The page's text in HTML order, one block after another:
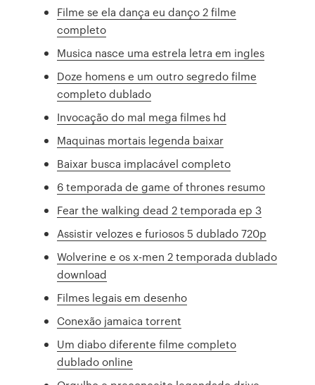
Filme se ela dança eu danço 2 filme
completo
Musica nasce uma estrela letra em ingles
Doze homens e um outro segredo filme
completo dublado
Invocação do mal mega filmes hd
Maquinas mortais legenda baixar
Baixar busca implacável completo
6 temporada de game of thrones resumo
Fear the walking dead 2 temporada ep 3
Assistir velozes e furiosos 5 dublado 720p
Wolverine e os x-men 2 temporada dublado
download
Filmes legais em desenho
Conexão jamaica torrent
Um diabo diferente filme completo
dublado online